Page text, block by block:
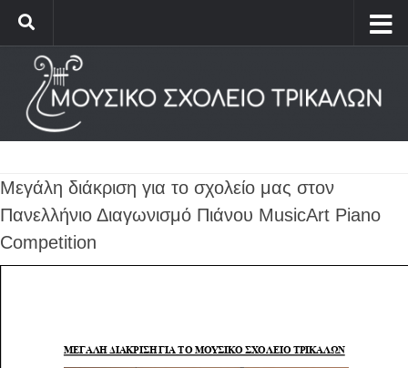
Μεγάλη διάκριση για το σχολείο μας στον
Πανελλήνιο Διαγωνισμό Πιάνου MusicArt Piano
Competition